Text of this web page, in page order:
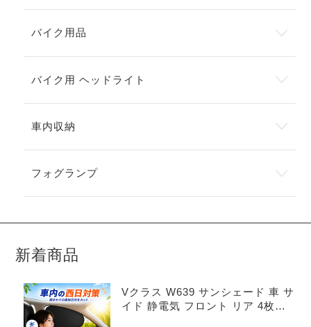
バイク用品
バイク用 ヘッドライト
車内収納
フォグランプ
新着商品
Vクラス W639 サンシェード 車 サ
イド 静電気 フロント リア 4枚セ